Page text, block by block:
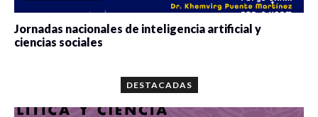
Jornadas nacionales de inteligencia artificial y
ciencias sociales
DESTACADAS